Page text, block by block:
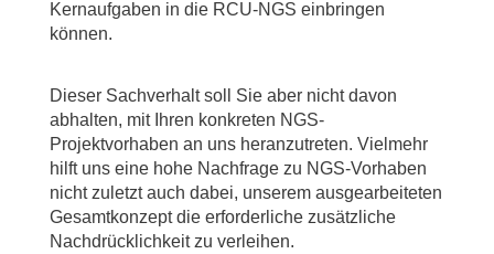
Kernaufgaben in die RCU-NGS einbringen
können.
Dieser Sachverhalt soll Sie aber nicht davon
abhalten, mit Ihren konkreten NGS-
Projektvorhaben an uns heranzutreten. Vielmehr
hilft uns eine hohe Nachfrage zu NGS-Vorhaben
nicht zuletzt auch dabei, unserem ausgearbeiteten
Gesamtkonzept die erforderliche zusätzliche
Nachdrücklichkeit zu verleihen.